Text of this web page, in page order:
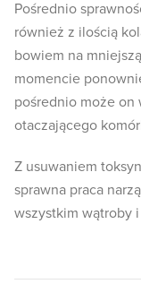
Pośrednio
również z ilością
bowiem na
momencie
pośrednio może on
otaczającego
Z usuwaniem
sprawna praca
wszystkim wątroby